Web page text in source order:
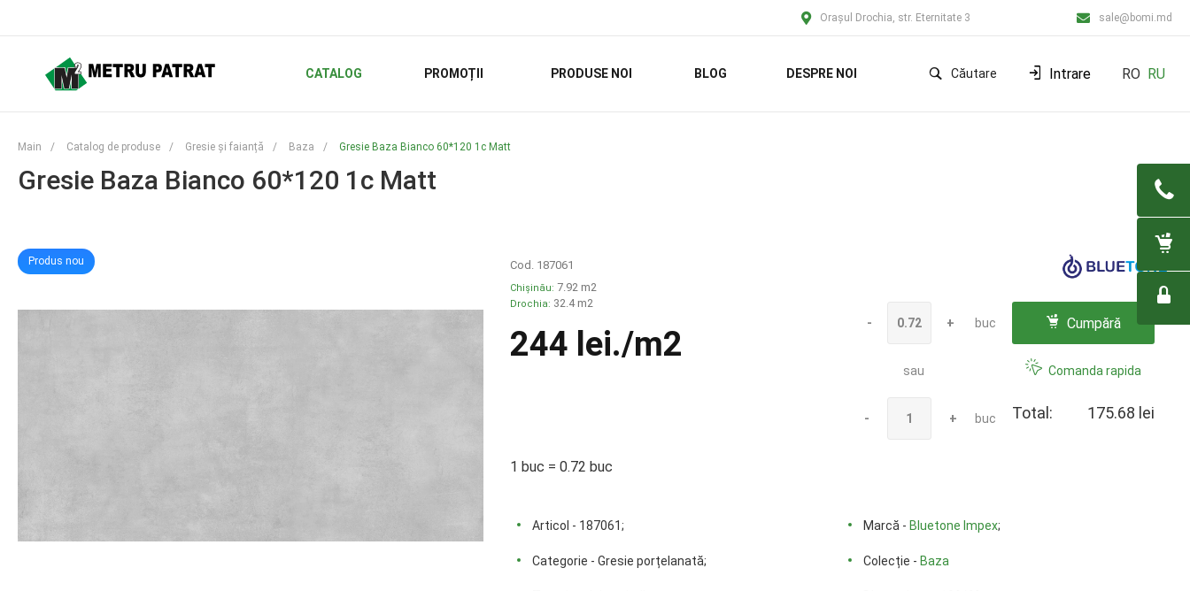
Orașul Drochia, str. Eternitate 3 sale@bomi.md
CATALOG PROMOȚII PRODUSE NOI BLOG DESPRE NOI Căutare Intrare RO RU
Main / Catalog de produse / Gresie și faianță / Baza / Gresie Baza Bianco 60*120 1c Matt
Gresie Baza Bianco 60*120 1c Matt
Produs nou Cod. 187061
Chișinău: 7.92 m2
Drochia: 32.4 m2
244 lei./m2
- + buc
sau
- + buc
Cumpără
Comanda rapida
Total: 175.68 lei
1 buc = 0.72 buc
Articol - 187061; Marcă - Bluetone Impex;
Categorie - Gresie porțelanată; Colecție - Baza